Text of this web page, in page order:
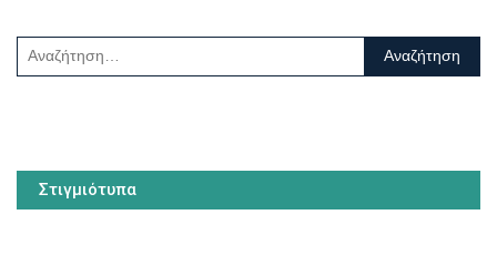
Αναζήτηση
για:
Στιγμιότυπα